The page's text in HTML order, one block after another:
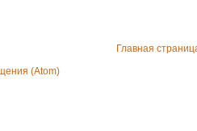
Главная
(Atom)